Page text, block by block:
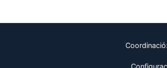
Coordinació: